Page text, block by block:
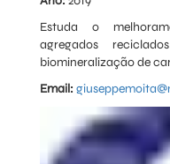
Estuda o
agregados
biomineralização de
Email: